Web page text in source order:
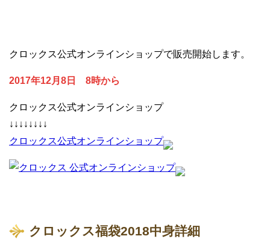
クロックス公式オンラインショップで販売開始します。
2017年12月8日 8時から
クロックス公式オンラインショップ
↓↓↓↓↓↓↓↓
クロックス公式オンラインショップ
クロックス福袋2018中身詳細